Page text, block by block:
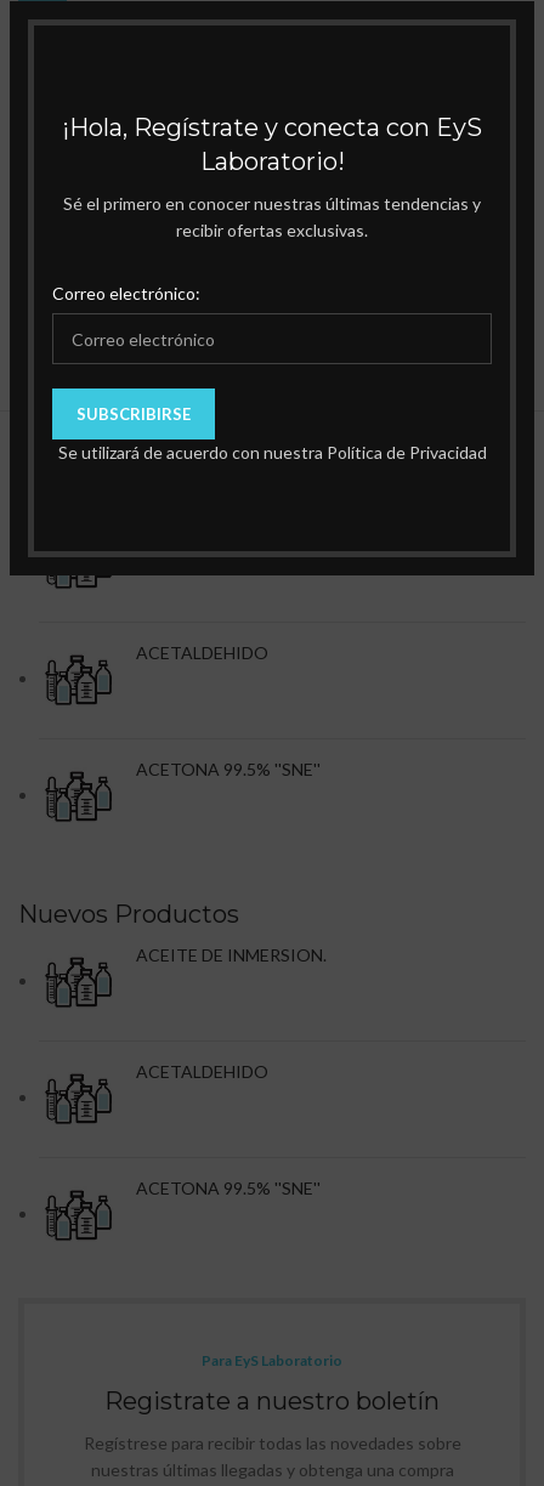
¡Hola, Regístrate y conecta con EyS
Laboratorio!
Sé el primero en conocer nuestras últimas tendencias y
recibir ofertas exclusivas.
Correo electrónico:
Se utilizará de acuerdo con nuestra Política de Privacidad
ACETALDEHIDO
ACETONA 99.5% ''SNE''
Nuevos Productos
ACEITE DE INMERSION.
ACETALDEHIDO
ACETONA 99.5% ''SNE''
Para EyS Laboratorio
Registrate a nuestro boletín
Regístrese para recibir todas las novedades sobre
nuestras últimas llegadas y obtenga una compra